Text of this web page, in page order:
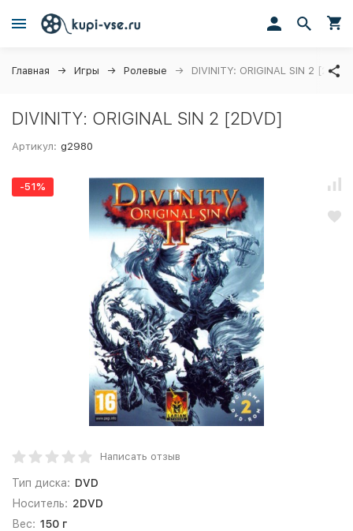
Главная Игры Ролевые DIVINITY: ORIGINAL SIN 2 [2DVD]
DIVINITY: ORIGINAL SIN 2 [2DVD]
Артикул: g2980
-51%
Написать отзыв
Тип диска: DVD
Носитель: 2DVD
Вес: 150 г